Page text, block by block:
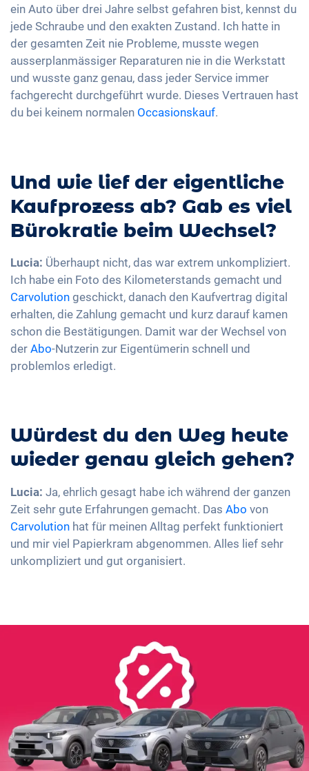
ein Auto über drei Jahre selbst gefahren bist, kennst du
jede Schraube und den exakten Zustand. Ich hatte in
der gesamten Zeit nie Probleme, musste wegen
ausserplanmässiger Reparaturen nie in die Werkstatt
und wusste ganz genau, dass jeder Service immer
fachgerecht durchgeführt wurde. Dieses Vertrauen hast
du bei keinem normalen Occasionskauf.
Und wie lief der eigentliche
Kaufprozess ab? Gab es viel
Bürokratie beim Wechsel?
Lucia: Überhaupt nicht, das war extrem unkompliziert.
Ich habe ein Foto des Kilometerstands gemacht und
Carvolution geschickt, danach den Kaufvertrag digital
erhalten, die Zahlung gemacht und kurz darauf kamen
schon die Bestätigungen. Damit war der Wechsel von
der Abo-Nutzerin zur Eigentümerin schnell und
problemlos erledigt.
Würdest du den Weg heute
wieder genau gleich gehen?
Lucia: Ja, ehrlich gesagt habe ich während der ganzen
Zeit sehr gute Erfahrungen gemacht. Das Abo von
Carvolution hat für meinen Alltag perfekt funktioniert
und mir viel Papierkram abgenommen. Alles lief sehr
unkompliziert und gut organisiert.